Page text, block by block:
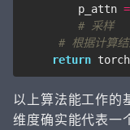
p_attn =
# 采样
# 根据计算
return torch
以上算法能工作的
维度确实能代表一